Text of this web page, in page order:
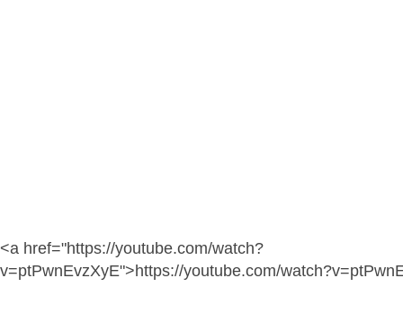
<a href="https://youtube.com/watch?
v=ptPwnEvzXyE">https://youtube.com/